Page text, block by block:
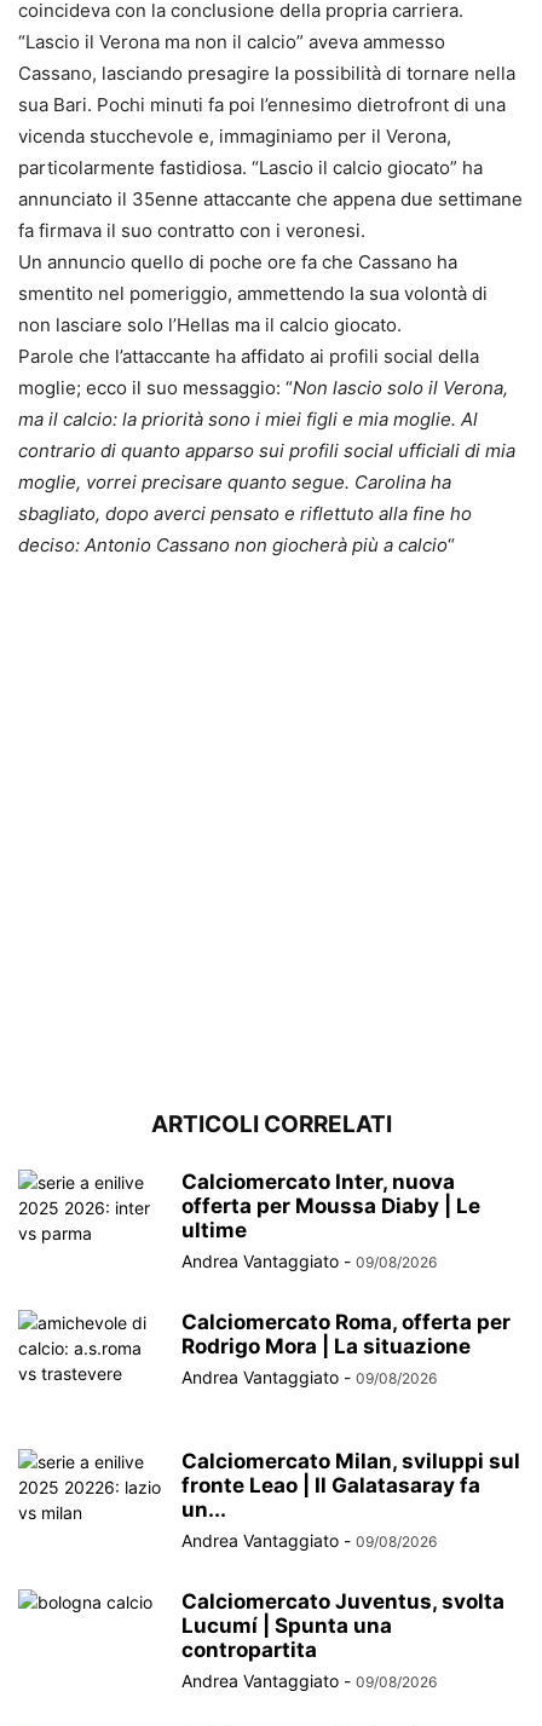
coincideva con la conclusione della propria carriera.
“Lascio il Verona ma non il calcio” aveva ammesso
Cassano, lasciando presagire la possibilità di tornare nella
sua Bari. Pochi minuti fa poi l’ennesimo dietrofront di una
vicenda stucchevole e, immaginiamo per il Verona,
particolarmente fastidiosa. “Lascio il calcio giocato” ha
annunciato il 35enne attaccante che appena due settimane
fa firmava il suo contratto con i veronesi.
Un annuncio quello di poche ore fa che Cassano ha
smentito nel pomeriggio, ammettendo la sua volontà di
non lasciare solo l’Hellas ma il calcio giocato.
Parole che l’attaccante ha affidato ai profili social della
moglie; ecco il suo messaggio: “Non lascio solo il Verona,
ma il calcio: la priorità sono i miei figli e mia moglie. Al
contrario di quanto apparso sui profili social ufficiali di mia
moglie, vorrei precisare quanto segue. Carolina ha
sbagliato, dopo averci pensato e riflettuto alla fine ho
deciso: Antonio Cassano non giocherà più a calcio“
ARTICOLI CORRELATI
Calciomercato Inter, nuova
offerta per Moussa Diaby | Le
ultime
Andrea Vantaggiato - 09/08/2026
Calciomercato Roma, offerta per
Rodrigo Mora | La situazione
Andrea Vantaggiato - 09/08/2026
Calciomercato Milan, sviluppi sul
fronte Leao | Il Galatasaray fa
un...
Andrea Vantaggiato - 09/08/2026
Calciomercato Juventus, svolta
Lucumí | Spunta una
contropartita
Andrea Vantaggiato - 09/08/2026